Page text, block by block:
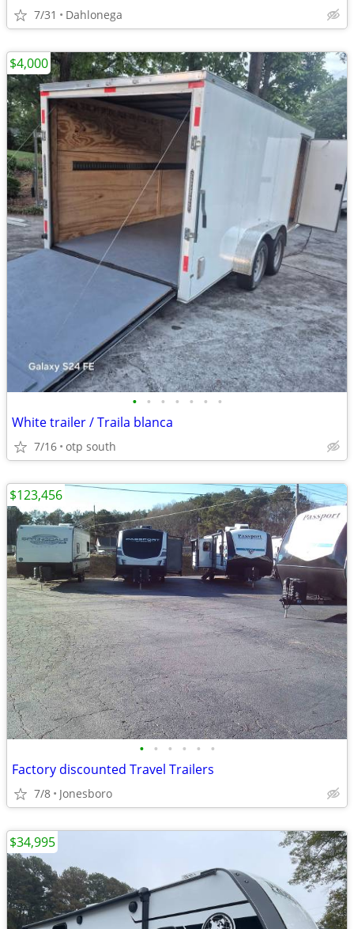
7/31 Dahlonega
• • • • • • •
White trailer / Traila blanca
7/16 otp south
$4,000
• • • • • •
Factory discounted Travel Trailers
7/8 Jonesboro
$123,456
$34,995